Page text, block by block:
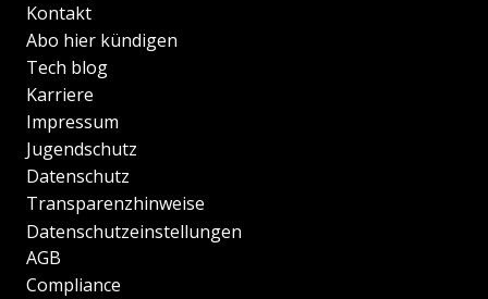
Kontakt
Abo hier kündigen
Tech blog
Karriere
Impressum
Jugendschutz
Datenschutz
Transparenzhinweise
Datenschutzeinstellungen
AGB
Compliance